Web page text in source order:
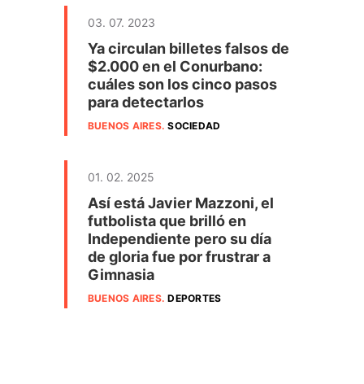
03. 07. 2023
Ya circulan billetes falsos de
$2.000 en el Conurbano:
cuáles son los cinco pasos
para detectarlos
BUENOS AIRES.SOCIEDAD
01. 02. 2025
Así está Javier Mazzoni, el
futbolista que brilló en
Independiente pero su día
de gloria fue por frustrar a
Gimnasia
BUENOS AIRES.DEPORTES